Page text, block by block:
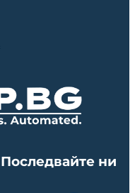
Последвайте ни